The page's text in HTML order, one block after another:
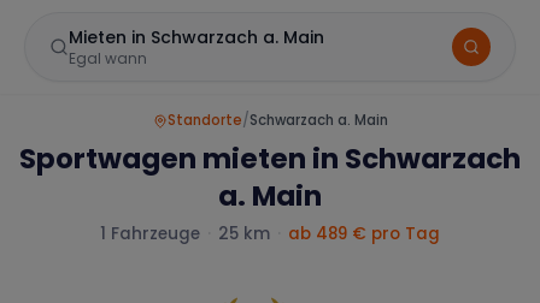
Mieten in Schwarzach a. Main
Egal wann
Standorte/Schwarzach a. Main
Sportwagen mieten in Schwarzach
a. Main
1 Fahrzeuge 25 km ab 489 € pro Tag